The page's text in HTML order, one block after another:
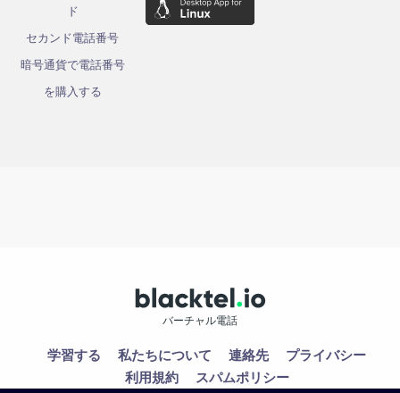
ド
セカンド電話番号
暗号通貨で電話番号
を購入する
バーチャル電話
学習する 私たちについて 連絡先
プライバシー
利用規約
スパムポリシー